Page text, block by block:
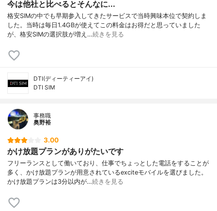
今は他社と比べるとそんなに...
格安SIMの中でも早期参入してきたサービスで当時興味本位で契約しま
した。当時は毎日1.4GBが使えてこの料金はお得だと思っていました
が、格安SIMの選択肢が増え…続きを見る
DTI(ディーティーアイ)
DTI SIM
事務職
奥野裕
3.00
かけ放題プランがありがたいです
フリーランスとして働いており、仕事でちょっとした電話をすることが
多く、かけ放題プランが用意されているexciteモバイルを選びました。
かけ放題プランは3分以内が…続きを見る